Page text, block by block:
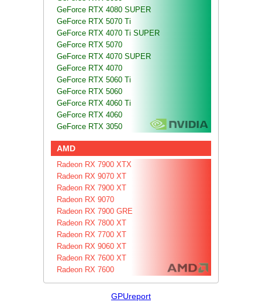
GeForce RTX 4080 SUPER
GeForce RTX 5070 Ti
GeForce RTX 4070 Ti SUPER
GeForce RTX 5070
GeForce RTX 4070 SUPER
GeForce RTX 4070
GeForce RTX 5060 Ti
GeForce RTX 5060
GeForce RTX 4060 Ti
GeForce RTX 4060
GeForce RTX 3050
AMD
Radeon RX 7900 XTX
Radeon RX 9070 XT
Radeon RX 7900 XT
Radeon RX 9070
Radeon RX 7900 GRE
Radeon RX 7800 XT
Radeon RX 7700 XT
Radeon RX 9060 XT
Radeon RX 7600 XT
Radeon RX 7600
GPUreport